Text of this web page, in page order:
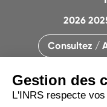
2026
Consultez /